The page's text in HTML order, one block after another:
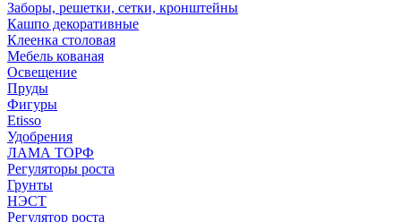
Заборы, решетки, сетки, кронштейны
Кашпо декоративные
Клеенка столовая
Мебель кованая
Освещение
Пруды
Фигуры
Etisso
Удобрения
ЛАМА ТОРФ
Регуляторы роста
Грунты
НЭСТ
Регулятор роста